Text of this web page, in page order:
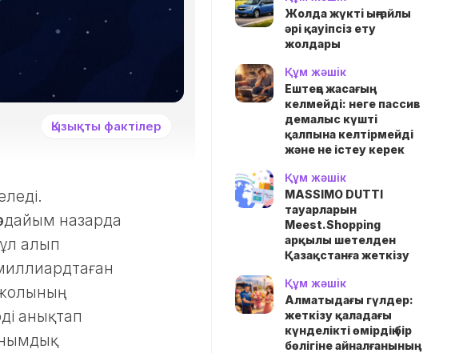
Қызықты фактілер
назарда
алып
анықтап
Жолда жүктi ыңғайлы
әрі қауіпсіз ету
жолдары
Құм жәшік
Ештеңе жасағың
келмейді: неге пассив
демалыс күшті
қалпына келтірмейді
және не істеу керек
Құм жәшік
MASSIMO DUTTI
тауарларын
Meest.Shopping
арқылы шетелден
Қазақстанға жеткізу
Құм жәшік
Алматыдағы гүлдер:
жеткізу қаладағы
күнделікті өмірдің бір
бөлігіне айналғанының